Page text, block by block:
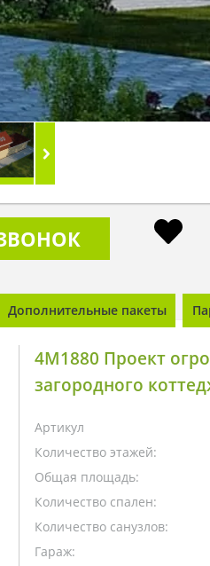
Дополнительные пакеты
4M1880 Проект
загородного
Артикул
Количество этажей:
Общая площадь:
Количество спален:
Количество санузлов:
Гараж: